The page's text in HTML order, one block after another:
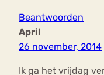
Beantwoorden
April
26 november, 2014
Ik ga het vrijdag